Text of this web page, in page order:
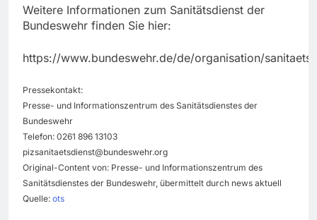
Weitere Informationen zum Sanitätsdienst der
Bundeswehr finden Sie hier:
https://www.bundeswehr.de/de/organisation/
Pressekontakt:
Presse- und Informationszentrum des Sanitätsdienstes der
Bundeswehr
Telefon: 0261 896 13103
pizsanitaetsdienst@bundeswehr.org
Original-Content von: Presse- und Informationszentrum des
Sanitätsdienstes der Bundeswehr, übermittelt durch news aktuell
Quelle: ots